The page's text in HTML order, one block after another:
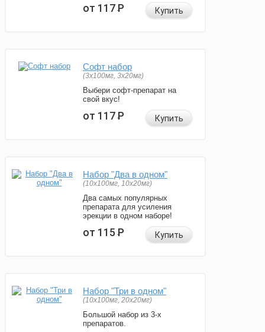
от 117Р Купить
Софт набор
(3x100мг, 3x20мг)
Выбери софт-препарат на
свой вкус!
от 117Р Купить
Набор "Два в одном"
(10x100мг, 10x20мг)
Два самых популярных
препарата для усиления
эрекции в одном наборе!
от 115Р Купить
Набор "Три в одном"
(10x100мг, 20x20мг)
Большой набор из 3-х
препаратов.